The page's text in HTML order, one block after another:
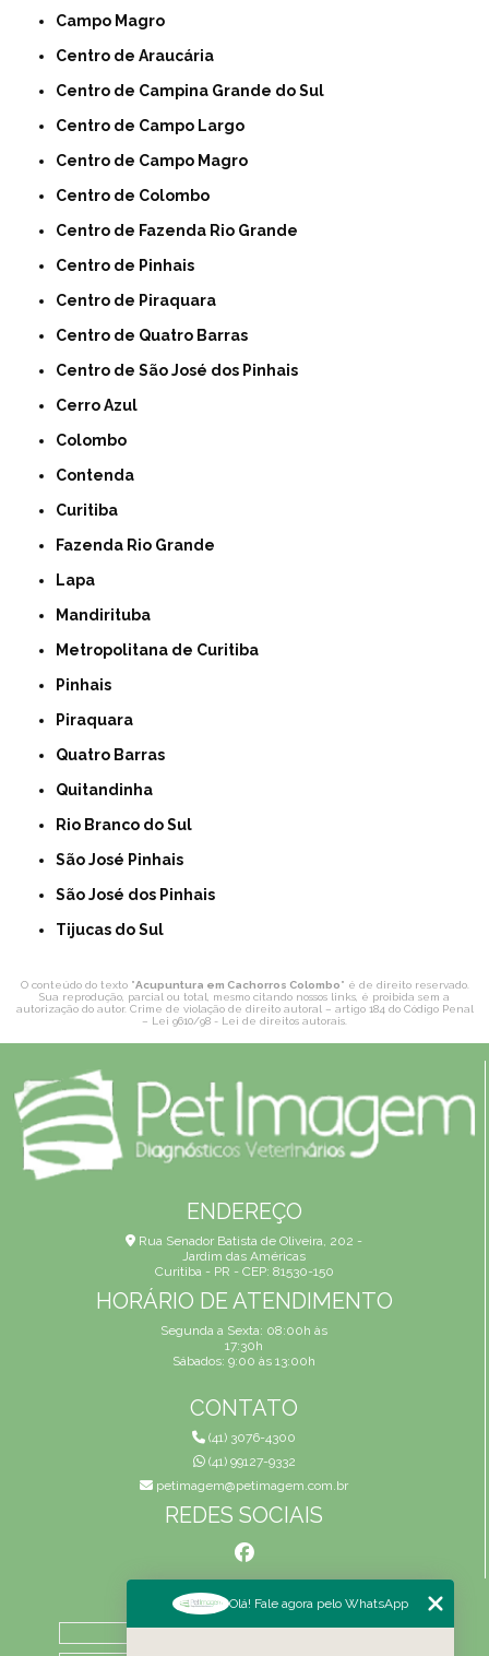
Campo Magro
Centro de Araucária
Centro de Campina Grande do Sul
Centro de Campo Largo
Centro de Campo Magro
Centro de Colombo
Centro de Fazenda Rio Grande
Centro de Pinhais
Centro de Piraquara
Centro de Quatro Barras
Centro de São José dos Pinhais
Cerro Azul
Colombo
Contenda
Curitiba
Fazenda Rio Grande
Lapa
Mandirituba
Metropolitana de Curitiba
Pinhais
Piraquara
Quatro Barras
Quitandinha
Rio Branco do Sul
São José Pinhais
São José dos Pinhais
Tijucas do Sul
O conteúdo do texto "Acupuntura em Cachorros Colombo" é de direito reservado.
Sua reprodução, parcial ou total, mesmo citando nossos links, é proibida sem a
autorização do autor. Crime de violação de direito autoral – artigo 184 do Código Penal
– Lei 9610/98 - Lei de direitos autorais
ENDEREÇO
Rua Senador Batista de Oliveira, 202 -
Jardim das Américas
Curitiba - PR - CEP: 81530-150
HORÁRIO DE ATENDIMENTO
Segunda a Sexta: 08:00h às
17:30h
Sábados: 9:00 às 13:00h
CONTATO
(41) 3076-4300
(41) 99127-9332
petimagem@petimagem.com.br
REDES SOCIAIS
MENU
HOME
Olá! Fale agora pelo WhatsApp